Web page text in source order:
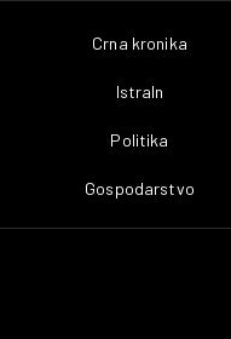
Crna kronika
IstraIn
Politika
Gospodarstvo